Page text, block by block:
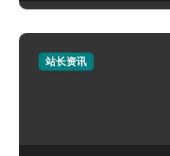
站长资讯